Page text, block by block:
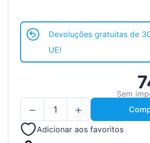
Devoluções gratuitas de
UE!
Sem
Adicionar aos favoritos